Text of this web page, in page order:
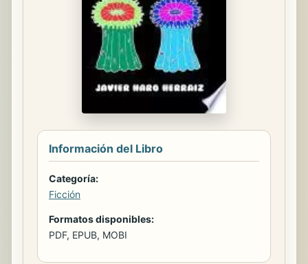
Información del Libro
Categoría:
Ficción
Formatos disponibles:
PDF, EPUB, MOBI